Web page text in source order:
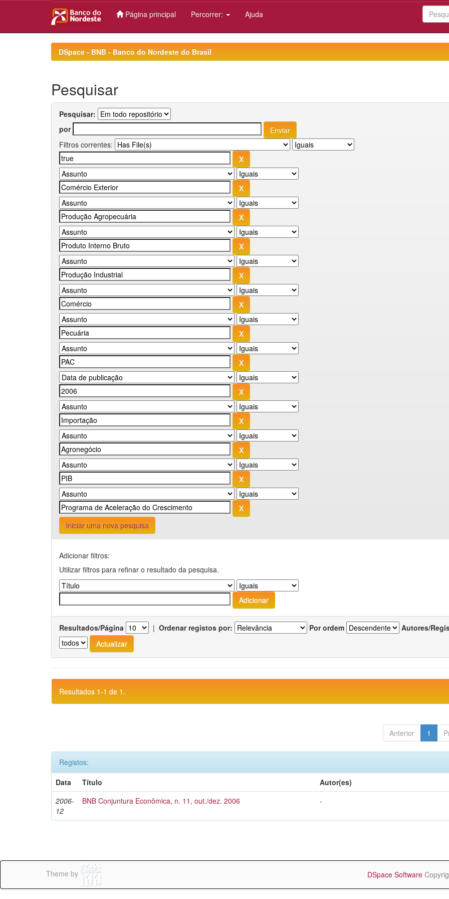
Página principal Percorrer: Ajuda
DSpace - BNB - Banco do Nordeste do Brasil
Pesquisar
Pesquisar:
por
Filtros correntes:
Iniciar uma nova pesquisa
Adicionar filtros:
Utilizar filtros para refinar o resultado da pesquisa.
Resultados/Página | Ordenar registos por: Por ordem Autores/
Resultados 1-1 de 1.
Anterior 1
Registos:
Data
Título
Autor(es)
2006-
12
BNB Conjuntura Econômica, n. 11, out./dez. 2006 -
Theme by DSpace Software